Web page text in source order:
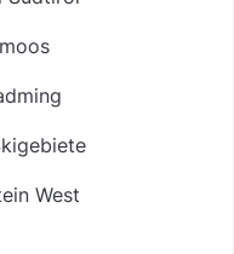
West